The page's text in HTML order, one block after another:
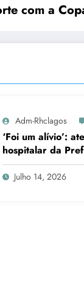
com a
Adm-Rhclagos
‘Foi um alívio’:
hospitalar da
transforma
Julho 14, 2026